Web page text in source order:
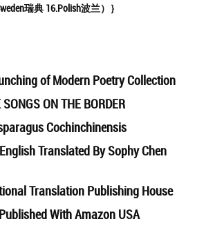
瑞典 16.Polish波兰）｝
of Modern Poetry Collection
SONGS ON THE BORDER
Cochinchinensis
Translated By Sophy Chen
Translation Publishing House
With Amazon USA